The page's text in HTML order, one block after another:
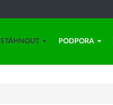
STÁHNOUT PODPORA